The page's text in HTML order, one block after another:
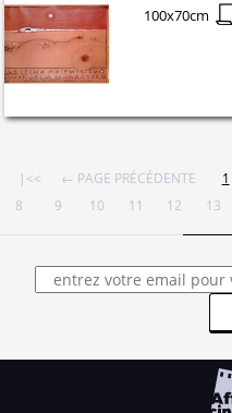
100x70cm
|<< ← PAGE PRÉCÉDENTE 1
8
9 10 11 12 13